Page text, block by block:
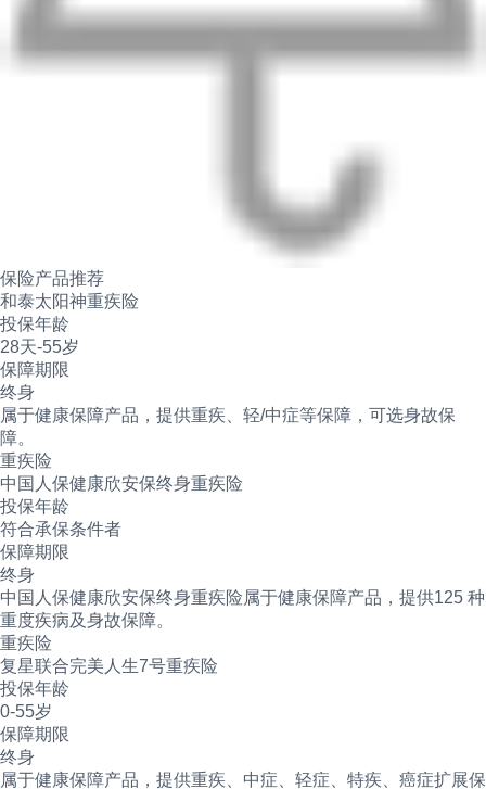
保险产品推荐
和泰太阳神重疾险
投保年龄
28天-55岁
保障期限
终身
属于健康保障产品，提供重疾、轻/中症等保障，可选身故保
障。
重疾险
中国人保健康欣安保终身重疾险
投保年龄
符合承保条件者
保障期限
终身
中国人保健康欣安保终身重疾险属于健康保障产品，提供125 种
重度疾病及身故保障。
重疾险
复星联合完美人生7号重疾险
投保年龄
0-55岁
保障期限
终身
属于健康保障产品，提供重疾、中症、轻症、特疾、癌症扩展保